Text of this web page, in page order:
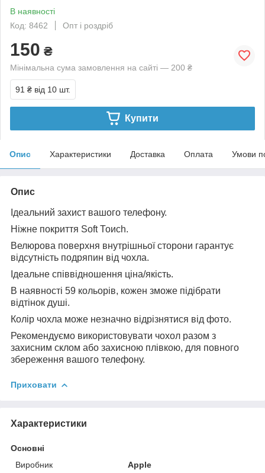
В наявності
Код: 8462
Опт і роздріб
150 ₴
Мінімальна сума замовлення на сайті — 200 ₴
91 ₴ від 10 шт.
Купити
Опис Характеристики Доставка Оплата Умови
Опис
Ідеальний захист вашого телефону.
Ніжне покриття Soft Тоисһ.
Велюрова поверхня внутрішньої сторони гарантує
відсутність подряпин від чохла.
Ідеальне співвідношення ціна/якість.
В наявності 59 кольорів, кожен зможе підібрати
відтінок душі.
Колір чохла може незначно відрізнятися від фото.
Рекомендуємо використовувати чохол разом з
захисним склом або захисною плівкою, для повного
збереження вашого телефону.
Приховати
Характеристики
Основні
Виробник
Apple